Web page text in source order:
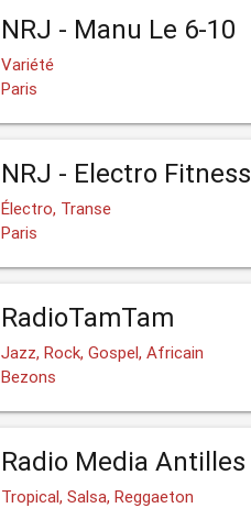
NRJ - Manu Le 6-10
Variété
Paris
NRJ - Electro Fitness
Électro, Transe
Paris
RadioTamTam
Jazz, Rock, Gospel, Africain
Bezons
Radio Media Antilles
Tropical, Salsa, Reggaeton